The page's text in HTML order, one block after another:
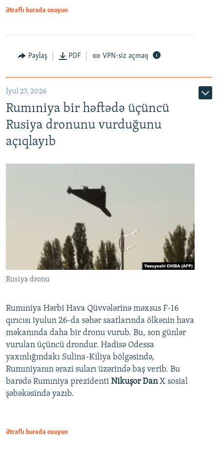
Ətraflı burada oxuyun
Paylaş PDF VPN-siz açmaq
İyul 27, 2026
Rumıniya bir həftədə üçüncü
Rusiya dronunu vurduğunu
açıqlayıb
Rusiya dronu
Rumıniya Hərbi Hava Qüvvələrinə məxsus F-16
qırıcısı iyulun 26-da səhər saatlarında ölkənin hava
məkanında daha bir dronu vurub. Bu, son günlər
vurulan üçüncü drondur. Hadisə Odessa
yaxınlığındakı Sulina-Kiliya bölgəsində,
Rumıniyanın ərazi suları üzərində baş verib. Bu
barədə Rumıniya prezidenti Nikuşor DanX sosial
şəbəkəsində yazıb.
Ətraflı burada oxuyun